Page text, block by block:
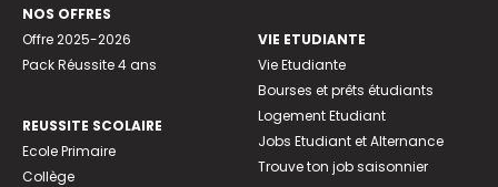
NOS OFFRES
Offre 2025-2026
Pack Réussite 4 ans
REUSSITE SCOLAIRE
Ecole Primaire
Collège
VIE ETUDIANTE
Vie Etudiante
Bourses et prêts étudiants
Logement Etudiant
Jobs Etudiant et Alternance
Trouve ton job saisonnier